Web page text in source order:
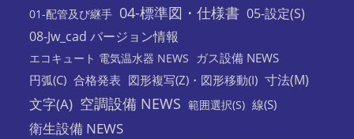
01-配管及び継手 04-標準図・仕様書 05-設定(S)
08-Jw_cad バージョン情報
エコキュート 電気温水器 NEWS
ガス設備 NEWS
円弧(C) 合格発表 図形複写(Z)・図形移動(I) 寸法(M)
文字(A) 空調設備 NEWS 範囲選択(S) 線(S)
衛生設備 NEWS